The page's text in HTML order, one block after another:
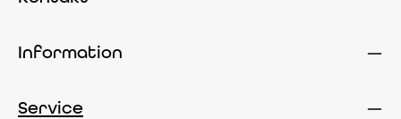
Information
Service